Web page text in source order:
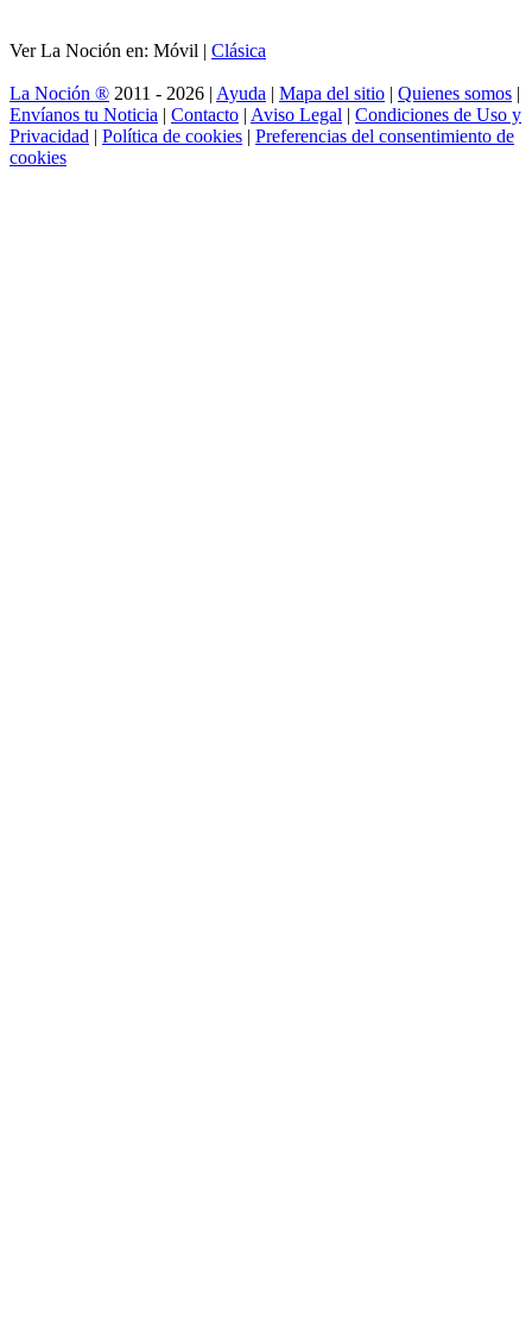
Ver La Noción en: Móvil | Clásica
La Noción ® 2011 - 2026 | Ayuda | Mapa del sitio | Quienes somos |
Envíanos tu Noticia | Contacto | Aviso Legal | Condiciones de Uso y
Privacidad | Política de cookies | Preferencias del consentimiento de
cookies